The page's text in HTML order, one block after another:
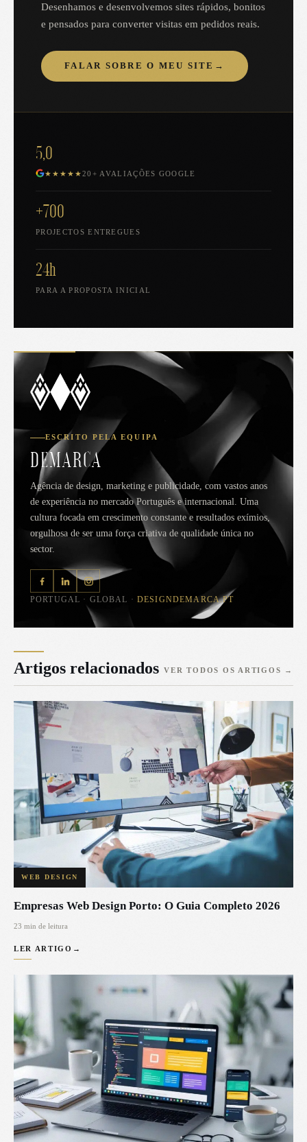
Desenhamos e desenvolvemos sites rápidos, bonitos
e pensados para converter visitas em pedidos reais.
FALAR SOBRE O MEU SITE →
5,0
★★★★★20+ AVALIAÇÕES GOOGLE
+700
PROJECTOS ENTREGUES
24h
PARA A PROPOSTA INICIAL
ESCRITO PELA EQUIPA
DEMARCA
Agência de design, marketing e publicidade, com vastos anos
de experiência no mercado Português e internacional. Uma
cultura focada em crescimento constante e resultados exímios,
orgulhosa de ser uma força criativa de qualidade única no
sector.
PORTUGAL · GLOBAL · DESIGNDEMARCA.PT
Artigos relacionados VER TODOS OS ARTIGOS →
WEB DESIGN
Empresas Web Design Porto: O Guia Completo 2026
23 min de leitura
LER ARTIGO →